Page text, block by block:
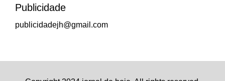
Publicidade
publicidadejh@gmail.com